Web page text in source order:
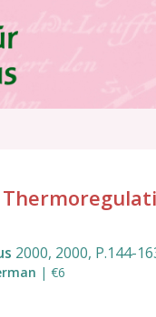
2000, 2000, P.144-
| €6